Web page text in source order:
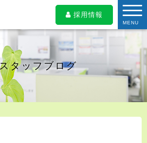
採用情報
MENU
スタッフブログ